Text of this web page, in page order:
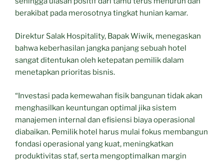
berakibat pada merosotnya tingkat hunian kamar.
Direktur Salak Hospitality, Bapak Wiwik, menegaskan
bahwa keberhasilan jangka panjang sebuah hotel
sangat ditentukan oleh ketepatan pemilik dalam
menetapkan prioritas bisnis.
“Investasi pada kemewahan fisik bangunan tidak akan
menghasilkan keuntungan optimal jika sistem
manajemen internal dan efisiensi biaya operasional
diabaikan. Pemilik hotel harus mulai fokus membangun
fondasi operasional yang kuat, meningkatkan
produktivitas staf, serta mengoptimalkan margin